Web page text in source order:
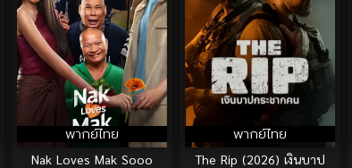
พากย์ไทย
Nak Loves Mak Sooo
พากย์ไทย
The Rip (2026) เงินบาป